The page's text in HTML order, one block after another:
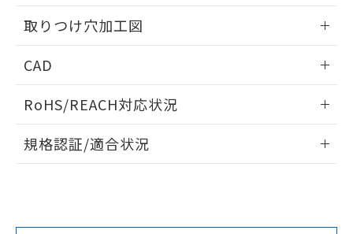
取りつけ穴加工図
CAD
ドすることができます。
ログイン/会員登録
ダウンロードデータをご利用いただく前に、以下を必ずお読
RoHS/REACH対応状況
EU RoHS 注意事項・凡例
規格認証/適合状況
※当社の共同利用者とは、
の共同利用に関して"
の「1.共同利
EU RoHS指令（10物質）の非含有証明書
ものではありません。
また、RoHS指令のフタル酸エステル類４
物質の対応では、対応完了までの期間は出
荷製品に未対応品が混在することから備考
欄に対応日を記載しておりました。